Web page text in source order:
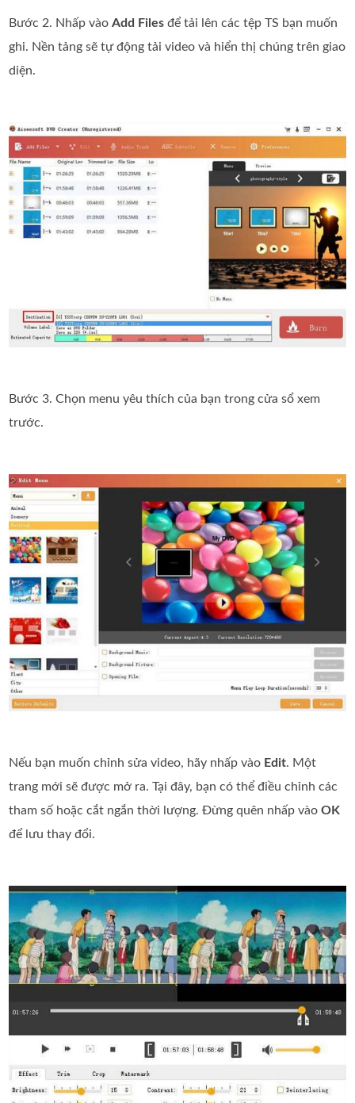
Bước 2. Nhấp vàoAdd Files để tải lên các tệp TS bạn muốn
ghi. Nền tảng sẽ tự động tải video và hiển thị chúng trên giao
diện.
Bước 3. Chọn menu yêu thích của bạn trong cửa sổ xem
trước.
Nếu bạn muốn chỉnh sửa video, hãy nhấp vào Edit. Một
trang mới sẽ được mở ra. Tại đây, bạn có thể điều chỉnh các
tham số hoặc cắt ngắn thời lượng. Đừng quên nhấp vàoOK
để lưu thay đổi.